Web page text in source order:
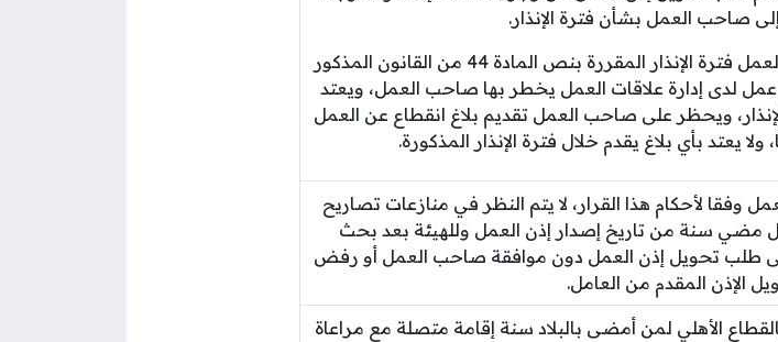
صاحب العمل بشأن فترة الإنذار.
وفي حالة تعذر إثبات العامل منح صاحب العمل فترة الإنذار المقررة بنص المادة 44 من القانون المذكور
لدى إدارة علاقات العمل يخطر بها صاحب العمل، ويعتد
ويحظر على صاحب العمل تقديم بلاغ انقطاع عن العمل
ولا يعتد بأي بلاغ يقدم خلال فترة الإنذار المذكورة.
وفقا لأحكام هذا القرار، لا يتم النظر في منازعات تصاريح
مضي سنة من تاريخ إصدار إذن العمل وللهيئة بعد بحث
على طلب تحويل إذن العمل دون موافقة صاحب العمل أو رفض
الإذن المقدم من العامل.
الأهلي لمن أمضى بالبلاد سنة إقامة متصلة مع مراعاة